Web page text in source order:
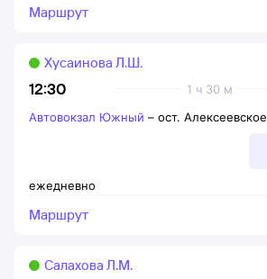
Маршрут
12:30 1 ч 30 м
Хусаинова Л.Ш.
ежедневно
Автовокзал Южный – ост. Алексеевское
Маршрут
Салахова Л.М.